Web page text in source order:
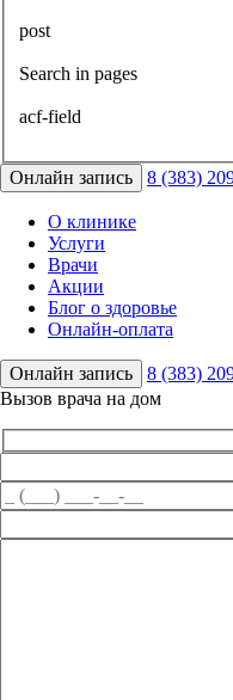
post
Search in pages
acf-field
Онлайн запись 8 (383)
О клинике
Услуги
Врачи
Акции
Блог о здоровье
Онлайн-оплата
Онлайн запись
8 (383)
Вызов врача на дом